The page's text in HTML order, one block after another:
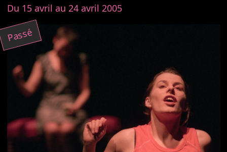
Du 15 avril au 24 avril 2005
Passé